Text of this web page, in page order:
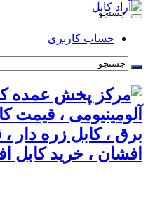
حساب کاربری
آلومینیومی ، قیمت
برق ، کابل زره دار
افشان ، خرید کابل